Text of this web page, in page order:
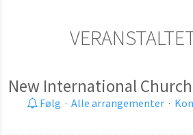
New International
Følg · Alle arrangementer ·